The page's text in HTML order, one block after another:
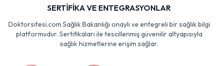
SERTİFİKA VE ENTEGRASYONLAR
Doktorsitesi.com Sağlık Bakanlığı onaylı ve entegreli bir sağlık bilgi
platformudur. Sertifikaları ile tescillenmiş güvenilir altyapısıyla
sağlık hizmetlerine erişim sağlar.